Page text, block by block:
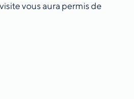
vous aura permis de